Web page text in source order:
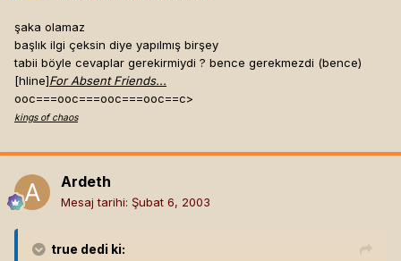
şaka olamaz
başlık ilgi çeksin diye yapılmış birşey
tabii böyle cevaplar gerekirmiydi ? bence gerekmezdi (bence)
[hline]For Absent Friends...
ooc===ooc===ooc===ooc==c>
kings of chaos
Ardeth
Mesaj tarihi: Şubat 6, 2003
true dedi ki: